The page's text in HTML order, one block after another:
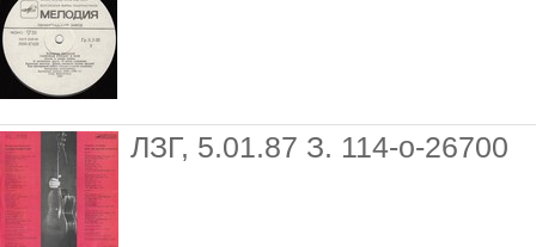
ЛЗГ, 5.01.87 З. 114-о-26700